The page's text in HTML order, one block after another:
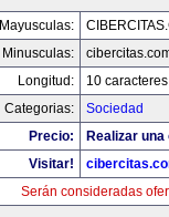
Mayusculas:
Minusculas:
Longitud:
10 caracteres
Categorias:
Sociedad
Precio:
Realizar
Visitar!
Serán consideradas